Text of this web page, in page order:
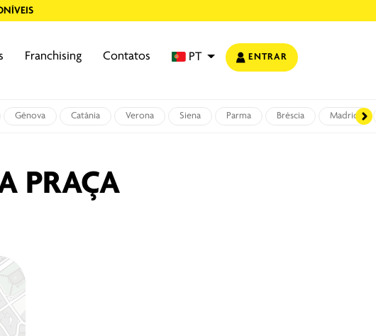
Franchising Contatos PT ENTRAR
Gênova Catânia Verona Siena Parma Bréscia Madrid
PRAÇA